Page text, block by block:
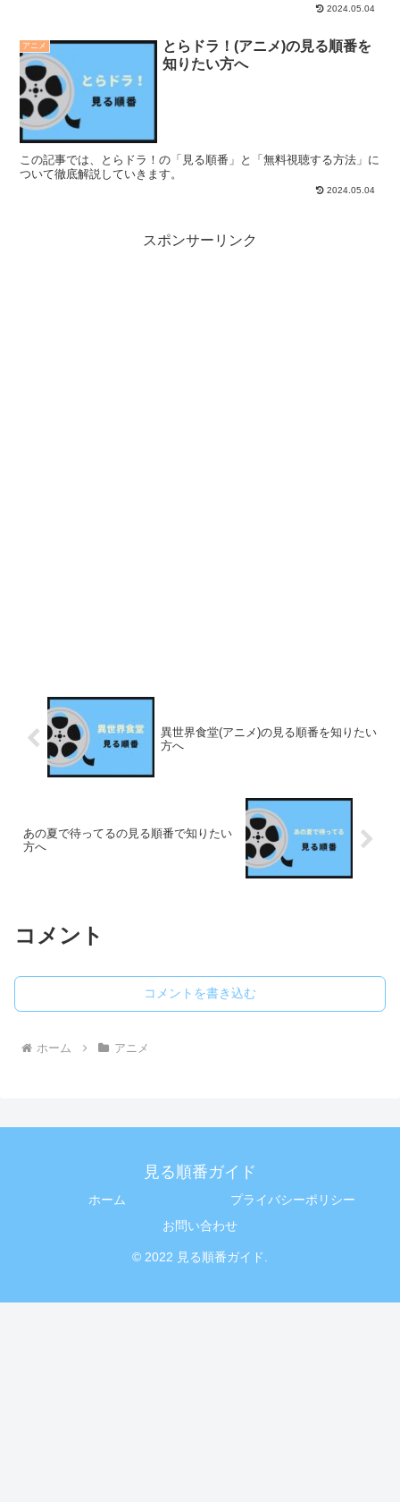
2024.05.04
アニメ
とらドラ！(アニメ)の見る順番を
知りたい方へ
この記事では、とらドラ！の「見る順番」と「無料視聴する方法」に
ついて徹底解説していきます。
2024.05.04
スポンサーリンク
異世界食堂(アニメ)の見る順番を知りたい
方へ
あの夏で待ってるの見る順番で知りたい
方へ
コメント
コメントを書き込む
ホーム アニメ
見る順番ガイド
ホーム
プライバシーポリシー
お問い合わせ
© 2022 見る順番ガイド.